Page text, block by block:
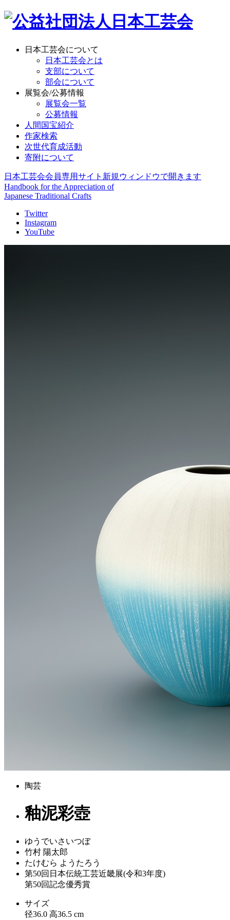
日本工芸会について
日本工芸会とは
支部について
部会について
展覧会/公募情報
展覧会一覧
公募情報
人間国宝紹介
作家検索
次世代育成活動
寄附について
日本工芸会会員専用サイト 新規ウィンドウで開きます
Handbook for the Appreciation of
Japanese Traditional Crafts
Twitter
Instagram
YouTube
陶芸
釉泥彩壺
ゆうでいさいつぼ
竹村 陽太郎
たけむら ようたろう
第50回日本伝統工芸近畿展(令和3年度)
第50回記念優秀賞
サイズ
径36.0 高36.5 cm